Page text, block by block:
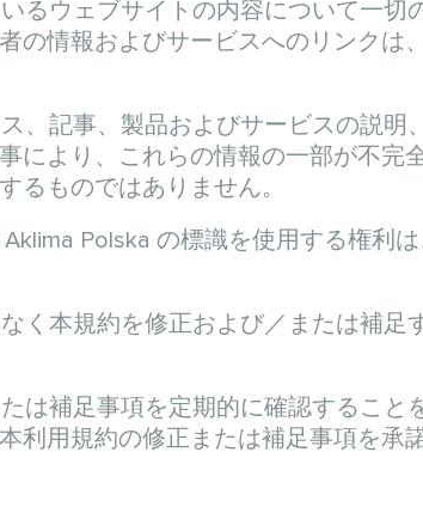
るウェブサイトの内容について一
の情報およびサービスへのリンクは
、記事、製品およびサービスの説
により、これらの情報の一部が不完
るものではありません。
Polska の標識を使用する権利
く本規約を修正および／または補
は補足事項を定期的に確認するこ
利用規約の修正または補足事項を承